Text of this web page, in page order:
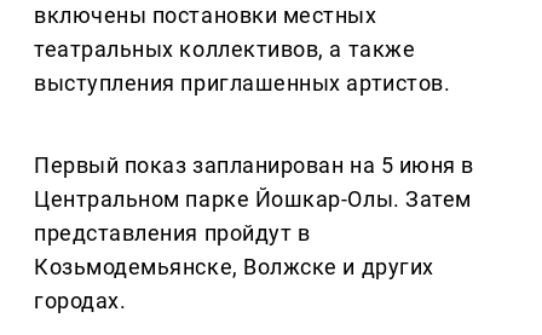
включены постановки местных
театральных коллективов, а также
выступления приглашенных артистов.
Первый показ запланирован на 5 июня в
Центральном парке Йошкар-Олы. Затем
представления пройдут в
Козьмодемьянске, Волжске и других
городах.